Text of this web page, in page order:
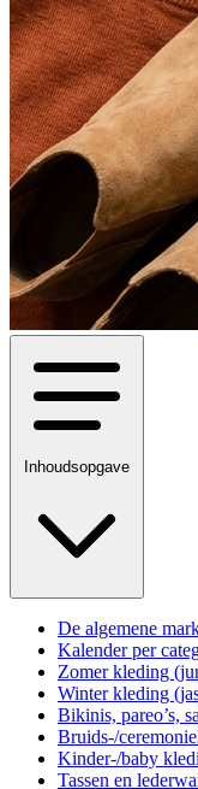
Inhoudsopgave
De algemene
Kalender per
Zomer kleding
Winter kleding
Bikinis, pareo’s,
Bruids-/
Kinder-/baby
Tassen en